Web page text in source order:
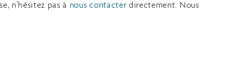
n’hésitez pas à nous contacter directement. Nous